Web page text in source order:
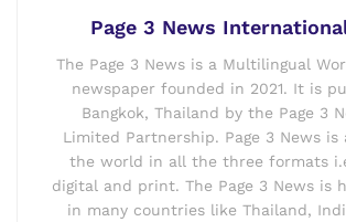
Page 3 News
The Page 3 News is a Multilingual
newspaper founded in 2021. It is
Bangkok, Thailand by the Page 3
Limited Partnership. Page 3 News is
the world in all the three formats
digital and print. The Page 3 News is
in many countries like Thailand,